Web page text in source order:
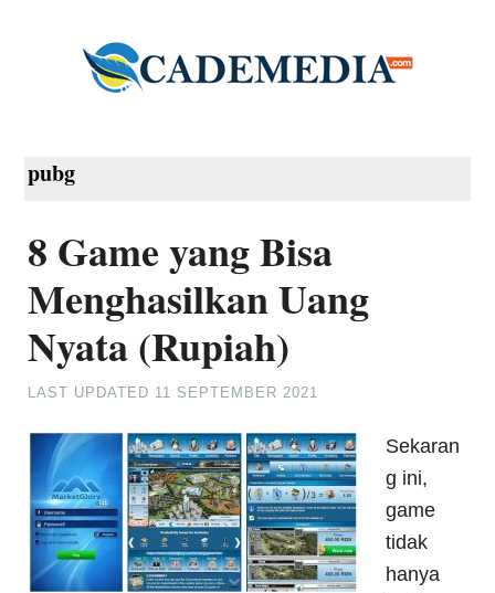
pubg
8 Game yang Bisa
Menghasilkan Uang
Nyata (Rupiah)
LAST UPDATED 11 SEPTEMBER 2021
Sekaran
g ini,
game
tidak
hanya